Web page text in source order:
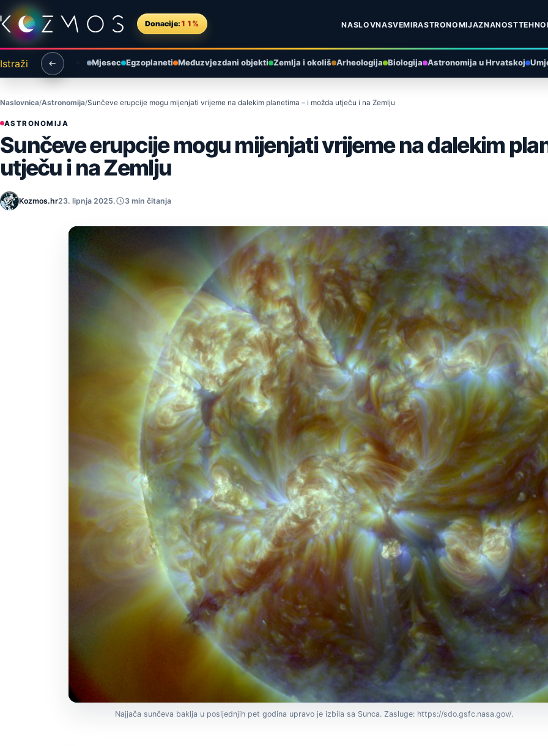
Preskoči na sadržaj
Donacije: 11% NASLOVNASVEMIRASTRONOMIJAZNANOST
Istraži Mjesec Egzoplaneti Međuzvjezdani objekti Zemlja i okoliš Arheologija Biologija Astronomija u Hrvatskoj
Naslovnica Astronomija Sunčeve erupcije mogu mijenjati vrijeme na dalekim planetima – i možda utječu i na Zemlju
ASTRONOMIJA
Sunčeve erupcije mogu mijenjati vrijeme na dalekim
utječu i na Zemlju
Kozmos.hr23. lipnja 2025. 3 min čitanja
Najjača sunčeva baklja u posljednjih pet godina upravo je izbila sa Sunca. Zasluge: https://sdo.gsfc.nasa.gov/.